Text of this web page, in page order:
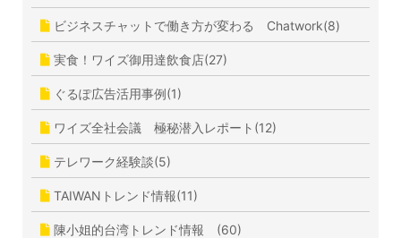
ビジネスチャットで働き方が変わる Chatwork(8)
実食！ワイズ御用達飲食店(27)
ぐるぽ広告活用事例(1)
ワイズ全社会議 極秘潜入レポート(12)
テレワーク経験談(5)
TAIWANトレンド情報(11)
陳小姐的台湾トレンド情報 (60)